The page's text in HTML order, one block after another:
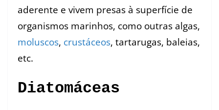
aderente e vivem presas à superfície de
organismos marinhos, como outras algas,
moluscos, crustáceos, tartarugas, baleias,
etc.
Diatomáceas